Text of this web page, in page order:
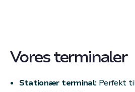
Vores terminaler
Stationær terminal:Perfekt